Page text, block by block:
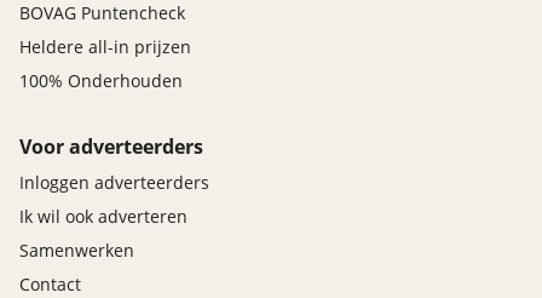
BOVAG Puntencheck
Heldere all-in prijzen
100% Onderhouden
Voor adverteerders
Inloggen adverteerders
Ik wil ook adverteren
Samenwerken
Contact